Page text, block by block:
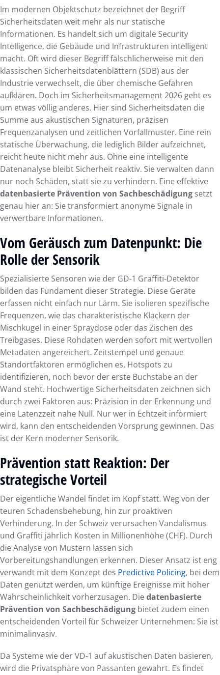
Im modernen Objektschutz bezeichnet der Begriff
Sicherheitsdaten weit mehr als nur statische
Informationen. Es handelt sich um digitale Security
Intelligence, die Gebäude und Infrastrukturen intelligent
macht. Oft wird dieser Begriff fälschlicherweise mit den
klassischen Sicherheitsdatenblättern (SDB) aus der
Industrie verwechselt, die über chemische Gefahren
aufklären. Doch im Sicherheitsmanagement 2026 geht es
um etwas völlig anderes. Hier sind Sicherheitsdaten die
Summe aus akustischen Signaturen, präzisen
Frequenzanalysen und zeitlichen Vorfallmuster. Eine rein
statische Überwachung, die lediglich Bilder aufzeichnet,
reicht heute nicht mehr aus. Ohne eine intelligente
Datenanalyse bleibt Sicherheit reaktiv. Sie verwalten dann
nur noch Schäden, statt sie zu verhindern. Eine effektive
datenbasierte Prävention von Sachbeschädigung setzt
genau hier an: Sie transformiert anonyme Signale in
verwertbare Informationen.
Vom Geräusch zum Datenpunkt: Die
Rolle der Sensorik
Spezialisierte Sensoren wie der GD-1 Graffiti-Detektor
bilden das Fundament dieser Strategie. Diese Geräte
erfassen nicht einfach nur Lärm. Sie isolieren spezifische
Frequenzen, wie das charakteristische Klackern der
Mischkugel in einer Spraydose oder das Zischen des
Treibgases. Diese Rohdaten werden sofort mit wertvollen
Metadaten angereichert. Zeitstempel und genaue
Standortfaktoren ermöglichen es, Hotspots zu
identifizieren, noch bevor der erste Buchstabe an der
Wand steht. Hochwertige Sicherheitsdaten zeichnen sich
durch zwei Faktoren aus: Präzision in der Erkennung und
eine Latenzzeit nahe Null. Nur wer in Echtzeit informiert
wird, kann den entscheidenden Vorsprung gewinnen. Das
ist der Kern moderner Sensorik.
Prävention statt Reaktion: Der
strategische Vorteil
Der eigentliche Wandel findet im Kopf statt. Weg von der
teuren Schadensbehebung, hin zur proaktiven
Verhinderung. In der Schweiz verursachen Vandalismus
und Graffiti jährlich Kosten in Millionenhöhe (CHF). Durch
die Analyse von Mustern lassen sich
Vorbereitungshandlungen erkennen. Dieser Ansatz ist eng
verwandt mit dem Konzept des Predictive Policing, bei dem
Daten genutzt werden, um künftige Ereignisse mit hoher
Wahrscheinlichkeit vorherzusagen. Diedatenbasierte
Prävention von Sachbeschädigung bietet zudem einen
entscheidenden Vorteil für Schweizer Unternehmen: Sie ist
minimalinvasiv.
Da Systeme wie der VD-1 auf akustischen Daten basieren,
wird die Privatsphäre von Passanten gewahrt. Es findet